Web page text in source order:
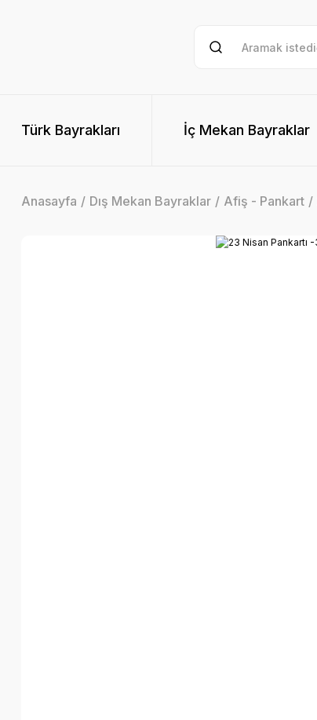
Türk Bayrakları İç Mekan Bayraklar
Anasayfa Dış Mekan Bayraklar Afiş - Pankart